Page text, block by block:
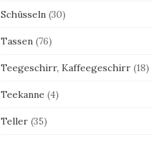
Schüsseln (30)
Tassen (76)
Teegeschirr, Kaffeegeschirr (18)
Teekanne (4)
Teller (35)